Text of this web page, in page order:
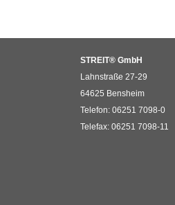
STREIT® GmbH
Lahnstraße 27-29
64625 Bensheim
Telefon: 06251 7098-0
Telefax: 06251 7098-11